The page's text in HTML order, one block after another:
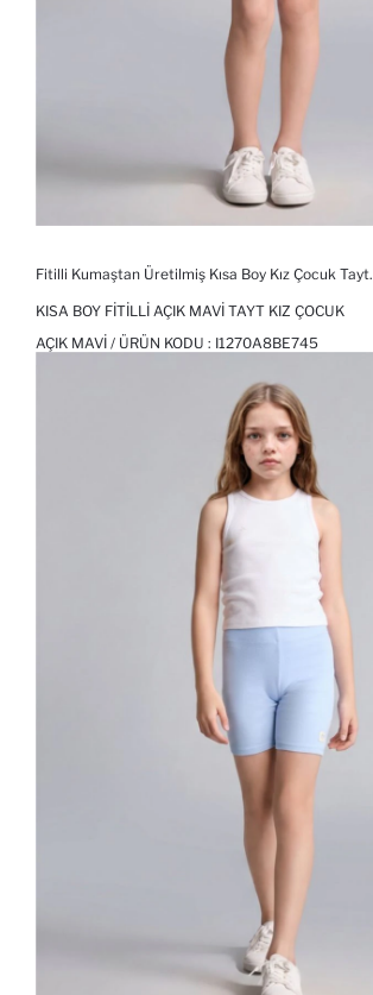
Fitilli Kumaştan Üretilmiş Kısa Boy Kız Çocuk Tayt.
KISA BOY FITILLI AÇIK MAVI TAYT KIZ ÇOCUK
AÇIK MAVI / ÜRÜN KODU : I1270A8BE745